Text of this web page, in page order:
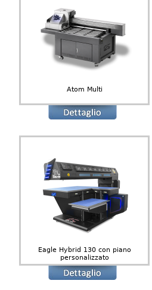
Atom Multi
Eagle Hybrid 130 con piano
personalizzato